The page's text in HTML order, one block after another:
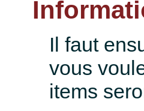
Il faut
vous
items